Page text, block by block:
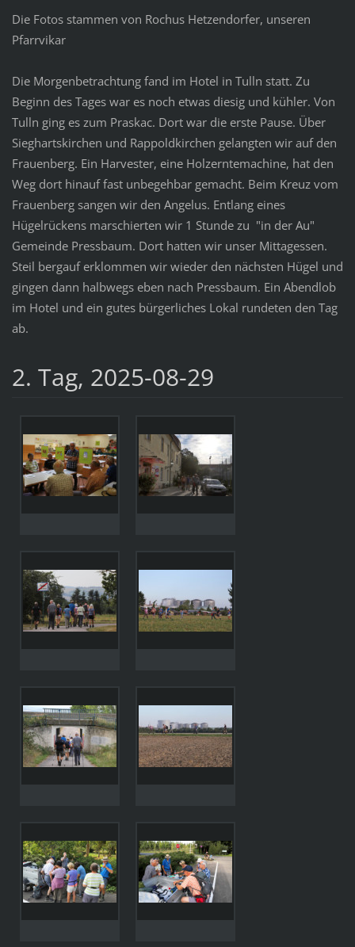
Die Fotos stammen von Rochus Hetzendorfer, unseren
Pfarrvikar
Die Morgenbetrachtung fand im Hotel in Tulln statt. Zu
Beginn des Tages war es noch etwas diesig und kühler. Von
Tulln ging es zum Praskac. Dort war die erste Pause. Über
Sieghartskirchen und Rappoldkirchen gelangten wir auf den
Frauenberg. Ein Harvester, eine Holzerntemachine, hat den
Weg dort hinauf fast unbegehbar gemacht. Beim Kreuz vom
Frauenberg sangen wir den Angelus. Entlang eines
Hügelrückens marschierten wir 1 Stunde zu "in der Au"
Gemeinde Pressbaum. Dort hatten wir unser Mittagessen.
Steil bergauf erklommen wir wieder den nächsten Hügel und
gingen dann halbwegs eben nach Pressbaum. Ein Abendlob
im Hotel und ein gutes bürgerliches Lokal rundeten den Tag
ab.
2. Tag, 2025-08-29